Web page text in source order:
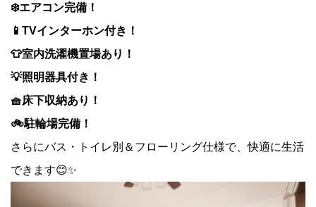
❄️エアコン完備！
📱TVインターホン付き！
👕室内洗濯機置場あり！
💡照明器具付き！
🧺床下収納あり！
🚲駐輪場完備！
さらにバス・トイレ別＆フローリング仕様で、快適に生活
できます😊✨